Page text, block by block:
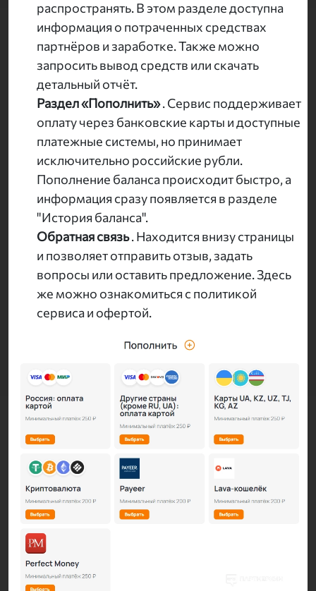
распространять. В этом разделе доступна
информация о потраченных средствах
партнёров и заработке. Также можно
запросить вывод средств или скачать
детальный отчёт.
Раздел «Пополнить». Сервис поддерживает
оплату через банковские карты и доступные
платежные системы, но принимает
исключительно российские рубли.
Пополнение баланса происходит быстро, а
информация сразу появляется в разделе
"История баланса".
Обратная связь. Находится внизу страницы
и позволяет отправить отзыв, задать
вопросы или оставить предложение. Здесь
же можно ознакомиться с политикой
сервиса и офертой.